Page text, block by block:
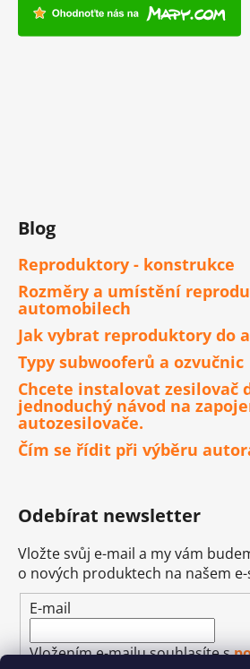
Blog
Reproduktory - konstrukce
Rozměry a umístění
automobilech
Jak vybrat reproduktory do
Typy subwooferů a ozvučnic
Chcete instalovat zesilovač
jednoduchý návod na
autozesilovače.
Čím se řídit při výběru
Odebírat newsletter
Vložte svůj e-mail a my vám
o nových produktech na našem
E-mail
Vložením e-mailu souhlasíte s